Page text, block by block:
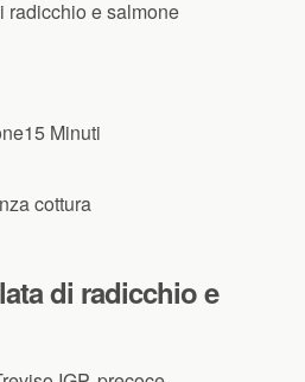
15 Minuti
cottura
di radicchio e